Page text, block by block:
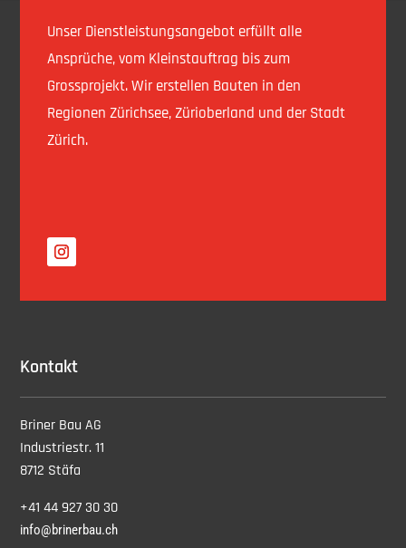
Unser Dienstleistungsangebot erfüllt alle
Ansprüche, vom Kleinstauftrag bis zum
Grossprojekt.Wir erstellen Bauten in den
Regionen Zürichsee, Zürioberland und der Stadt
Zürich.
Kontakt
Briner Bau AG
Industriestr. 11
8712 Stäfa
+41 44 927 30 30
info@brinerbau.ch